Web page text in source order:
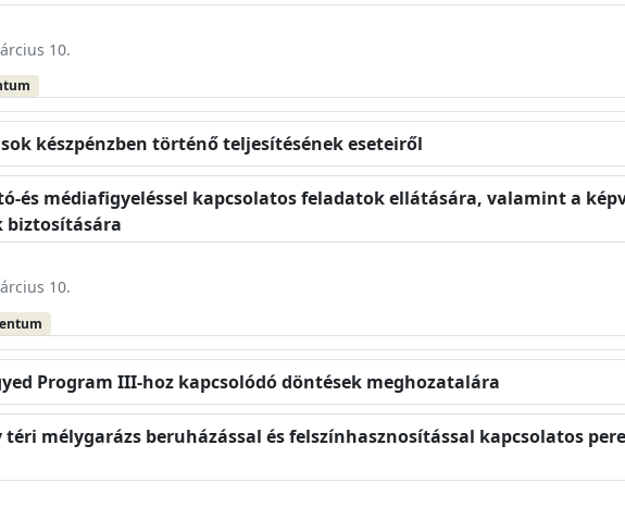
10.
készpénzben történő teljesítésének eseteiről
és médiafigyeléssel kapcsolatos feladatok ellátására, valamint a
biztosítására
10.
Program III-hoz kapcsolódó döntések meghozatalára
mélygarázs beruházással és felszínhasznosítással kapcsolatos